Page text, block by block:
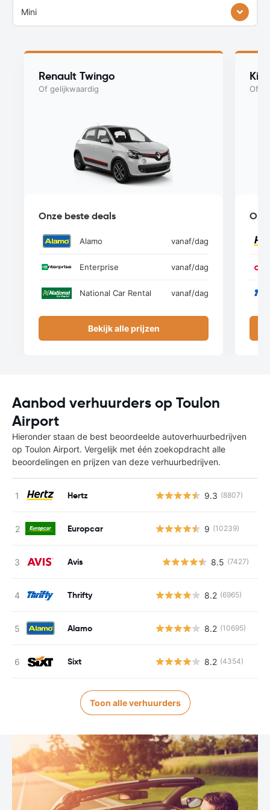
Mini
Renault Twingo
Of gelijkwaardig
Onze beste deals
Alamo vanaf/dag
Enterprise vanaf/dag
National Car Rental vanaf/dag
Bekijk alle prijzen
Kia
Of
Aanbod verhuurders op Toulon
Airport
Hieronder staan de best beoordeelde autoverhuurbedrijven
op Toulon Airport. Vergelijk met één zoekopdracht alle
beoordelingen en prijzen van deze verhuurbedrijven.
Hertz 9.3 (8807)
Europcar 9 (10239)
Avis 8.5 (7427)
Thrifty 8.2 (6965)
Alamo 8.2 (10695)
Sixt 8.2 (4354)
Toon alle verhuurders